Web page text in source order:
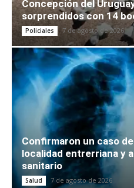
Concepción del
sorprendidos con 14
Policiales 7 de agosto de 2026
Confirmaron un caso
localidad entrerriana y
sanitario
Salud 7 de agosto de 2026